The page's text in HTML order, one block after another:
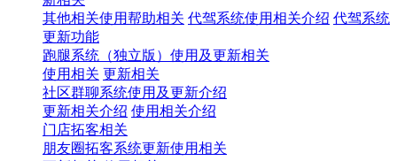
其他相关使用帮助相关 代驾系统使用相关介绍 代驾系统
更新功能
跑腿系统（独立版）使用及更新相关
使用相关 更新相关
社区群聊系统使用及更新介绍
更新相关介绍 使用相关介绍
门店拓客相关
朋友圈拓客系统更新使用相关